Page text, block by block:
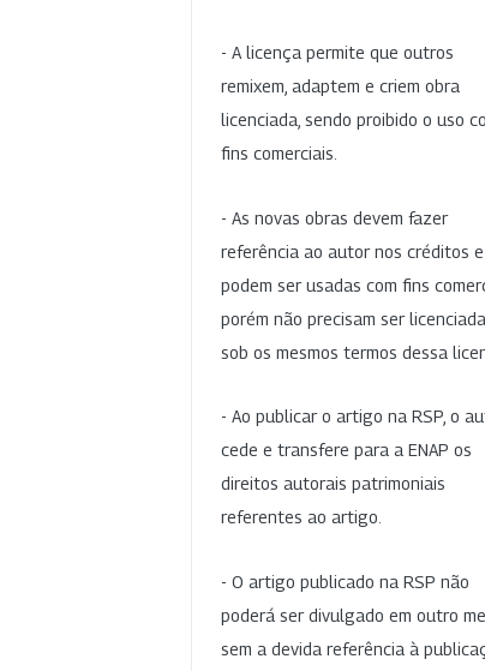
- A licença permite que outros
remixem, adaptem e criem obra
licenciada, sendo proibido o uso
fins comerciais.
- As novas obras devem fazer
referência ao autor nos créditos
podem ser usadas com fins
porém não precisam ser
sob os mesmos termos dessa
- Ao publicar o artigo na RSP, o
cede e transfere para a ENAP os
direitos autorais patrimoniais
referentes ao artigo.
- O artigo publicado na RSP não
poderá ser divulgado em outro
sem a devida referência à